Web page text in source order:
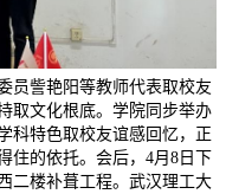
员訾艳阳等教师代表取校友
取文化根底。学院同步举办
科特色取校友谊感回忆，正
住的依托。会后，4月8日下
二楼补葺工程。武汉理工大